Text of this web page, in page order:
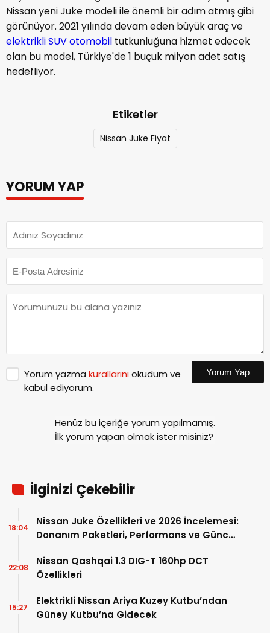
Nissan yeni Juke modeli ile önemli bir adım atmış gibi
görünüyor. 2021 yılında devam eden büyük araç ve
elektrikli SUV otomobil tutkunluğuna hizmet edecek
olan bu model, Türkiye'de 1 buçuk milyon adet satış
hedefliyor.
Etiketler
Nissan Juke Fiyat
YORUM YAP
Yorum yazma kurallarınıokudum ve
kabul ediyorum.
Yorum Yap
Henüz bu içeriğe yorum yapılmamış.
İlk yorum yapan olmak ister misiniz?
İlginizi Çekebilir
Nissan Juke Özellikleri ve 2026 İncelemesi:
Donanım Paketleri, Performans ve Güncel
18:04
Nissan Qashqai 1.3 DIG-T 160hp DCT
Özellikleri
22:08
Elektrikli Nissan Ariya Kuzey Kutbu’ndan
Güney Kutbu’na Gidecek
15:27